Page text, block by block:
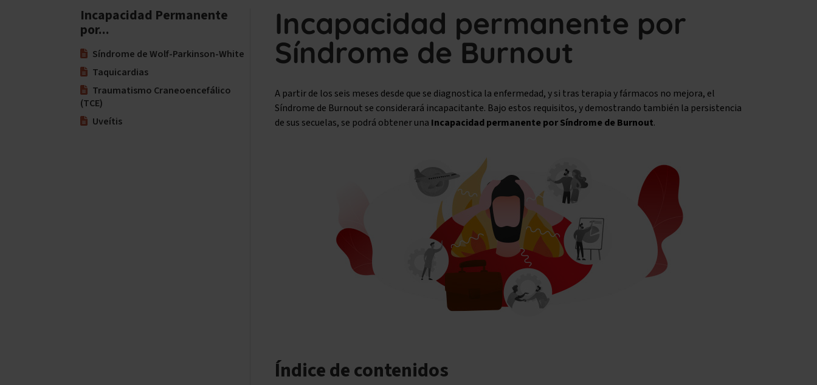
Incapacidad permanente por
Síndrome de Burnout
A partir de los seis meses desde que se diagnostica la enfermedad, y si tras terapia y fármacos no mejora, el
Síndrome de Burnout se considerará incapacitante. Bajo estos requisitos, y demostrando también la persistencia
de sus secuelas, se podrá obtener una Incapacidad permanente por Síndrome de Burnout.
Índice de contenidos
Incapacidad Permanente
por...
Síndrome de Wolf-Parkinson-White
Taquicardias
Traumatismo Craneoencefálico
(TCE)
Uveítis